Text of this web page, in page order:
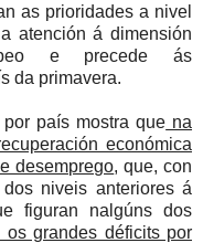
as prioridades a nivel
atención á dimensión
e precede ás
da primavera.
país mostra que na
económica
desemprego, que, con
niveis anteriores á
figuran nalgúns dos
os grandes déficits por